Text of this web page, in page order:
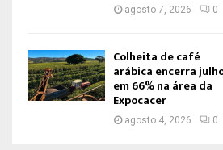
agosto 7, 2026 0
Colheita de café
arábica encerra
em 66% na área da
Expocacer
agosto 4, 2026 0